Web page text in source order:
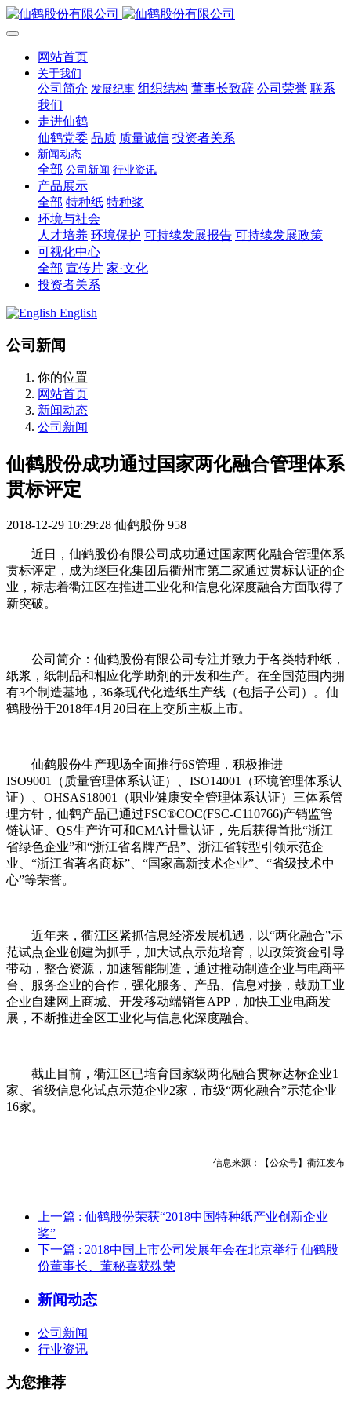
网站首页
关于我们
公司简介 发展纪事 组织结构 董事长致辞 公司荣誉 联系
我们
走进仙鹤
仙鹤党委 品质 质量诚信 投资者关系
新闻动态
全部 公司新闻 行业资讯
产品展示
全部 特种纸 特种浆
环境与社会
人才培养 环境保护 可持续发展报告 可持续发展政策
可视化中心
全部 宣传片 家·文化
投资者关系
English
公司新闻
你的位置
网站首页
新闻动态
公司新闻
仙鹤股份成功通过国家两化融合管理体系
贯标评定
2018-12-29 10:29:28 仙鹤股份 958
近日，仙鹤股份有限公司成功通过国家两化融合管理体系
贯标评定，成为继巨化集团后衢州市第二家通过贯标认证的企
业，标志着衢江区在推进工业化和信息化深度融合方面取得了
新突破。
公司简介：仙鹤股份有限公司专注并致力于各类特种纸，
纸浆，纸制品和相应化学助剂的开发和生产。在全国范围内拥
有3个制造基地，36条现代化造纸生产线（包括子公司）。仙
鹤股份于2018年4月20日在上交所主板上市。
仙鹤股份生产现场全面推行6S管理，积极推进
ISO9001（质量管理体系认证）、ISO14001（环境管理体系认
证）、OHSAS18001（职业健康安全管理体系认证）三体系管
理方针，仙鹤产品已通过FSC®COC(FSC-C110766)产销监管
链认证、QS生产许可和CMA计量认证，先后获得首批“浙江
省绿色企业”和“浙江省名牌产品”、浙江省转型引领示范企
业、“浙江省著名商标”、“国家高新技术企业”、“省级技术中
心”等荣誉。
近年来，衢江区紧抓信息经济发展机遇，以“两化融合”示
范试点企业创建为抓手，加大试点示范培育，以政策资金引导
带动，整合资源，加速智能制造，通过推动制造企业与电商平
台、服务企业的合作，强化服务、产品、信息对接，鼓励工业
企业自建网上商城、开发移动端销售APP，加快工业电商发
展，不断推进全区工业化与信息化深度融合。
截止目前，衢江区已培育国家级两化融合贯标达标企业1
家、省级信息化试点示范企业2家，市级“两化融合”示范企业
16家。
信息来源：【公众号】衢江发布
上一篇 : 仙鹤股份荣获“2018中国特种纸产业创新企业
奖”
下一篇 : 2018中国上市公司发展年会在北京举行 仙鹤股
份董事长、董秘喜获殊荣
新闻动态
公司新闻
行业资讯
为您推荐